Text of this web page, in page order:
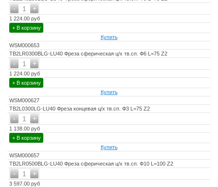
+
- 1
1 224.00 руб
+ В корзину
Купить
WSM000653
TB2LR0300BLG-LU40 Фреза сферическая ц/х тв.сп. Ф6 L=75 Z2
+
- 1
1 224.00 руб
+ В корзину
Купить
WSM000627
TB2L0300LG-LU40 Фреза концевая ц/х тв.сп. Ф3 L=75 Z2
+
- 1
1 138.00 руб
+ В корзину
Купить
WSM000657
TB2LR0500BLG-LU40 Фреза сферическая ц/х тв.сп. Ф10 L=100 Z2
+
- 1
3 597.00 руб